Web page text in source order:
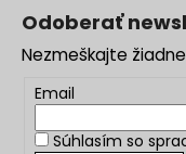
Odoberať
Nezmeškajte
Email
Súhlasím so